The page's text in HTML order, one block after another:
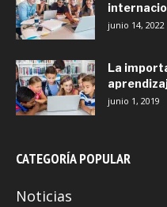
junio 14, 2022
La
junio 1, 2019
CATEGORÍA POPULAR
Noticias